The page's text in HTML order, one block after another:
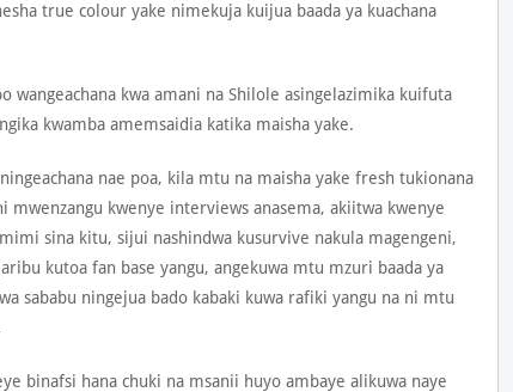
true colour yake nimekuja kuijua baada ya kuachana
wangeachana kwa amani na Shilole asingelazimika kuifuta
kwamba amemsaidia katika maisha yake.
nae poa, kila mtu na maisha yake fresh tukionana
mwenzangu kwenye interviews anasema, akiitwa kwenye
sina kitu, sijui nashindwa kusurvive nakula magengeni,
kutoa fan base yangu, angekuwa mtu mzuri baada ya
sababu ningejua bado kabaki kuwa rafiki yangu na ni mtu
binafsi hana chuki na msanii huyo ambaye alikuwa naye